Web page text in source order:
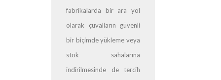
fabrikalarda bir ara yol
olarak çuvalların güvenli
bir biçimde yükleme veya
stok sahalarına
indirilmesinde de tercih